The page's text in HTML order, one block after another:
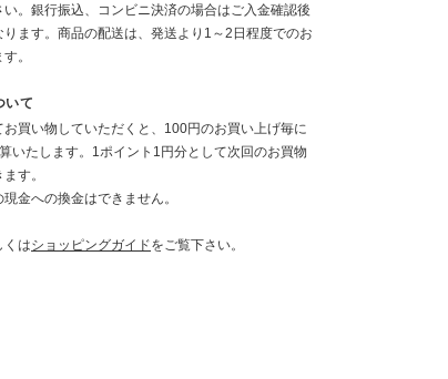
い。銀行振込、コンビニ決済の場合はご入金確認後
ります。商品の配送は、発送より1～2日程度でのお
。
いて
お買い物していただくと、100円のお買い上げ毎に
いたします。1ポイント1円分として次回のお買物
す。
金への換金はできません。
くはショッピングガイドをご覧下さい。